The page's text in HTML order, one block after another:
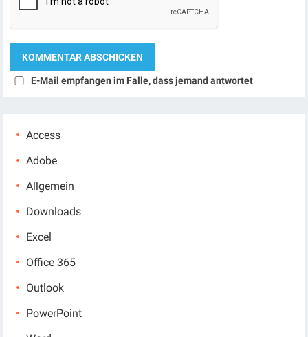
E-Mail empfangen im Falle, dass jemand antwortet
Access
Adobe
Allgemein
Downloads
Excel
Office 365
Outlook
PowerPoint